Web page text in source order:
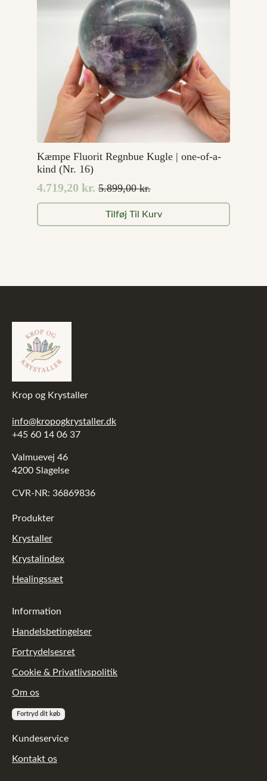
Kæmpe Fluorit Regnbue Kugle | one-of-a-
kind (Nr. 16)
5.899,00kr.
Den
oprindelige
pris
4.719,20 kr.
Den
aktuelle
pris
Tilføj Til Kurv
Krop og Krystaller
info@kropogkrystaller.dk
+45 60 14 06 37
Valmuevej 46
4200 Slagelse
CVR-NR: 36869836
Produkter
Krystaller
Krystalindex
Healingssæt
Information
Handelsbetingelser
Fortrydelsesret
Cookie & Privatlivspolitik
Om os
Fortryd dit køb
Kundeservice
Kontakt os